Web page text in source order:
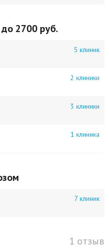
2700 руб.
5 клиник
2 клиники
3 клиники
1 клиника
7 клиник
1 отзыв